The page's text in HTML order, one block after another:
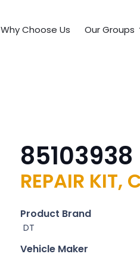
Why Choose Us Our Groups
85103938
REPAIR KIT,
Product Brand
DT
Vehicle Maker